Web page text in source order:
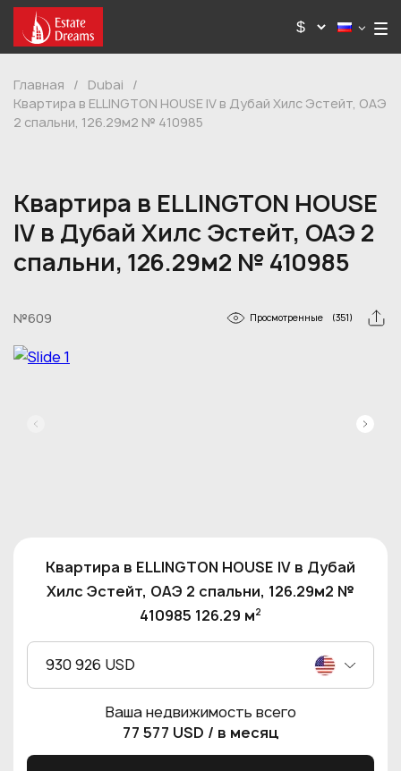
Главная / Dubai
/
Квартира в ELLINGTON HOUSE IV в Дубай Хилс Эстейт, ОАЭ
2 спальни, 126.29м2 № 410985
Квартира в ELLINGTON HOUSE
IV в Дубай Хилс Эстейт, ОАЭ 2
спальни, 126.29м2 № 410985
№609 Просмотренные (351)
Квартира в ELLINGTON HOUSE IV в Дубай
Хилс Эстейт, ОАЭ 2 спальни, 126.29м2 №
410985 126.29 м2
930 926 USD
Ваша недвижимость всего
77 577 USD / в месяц